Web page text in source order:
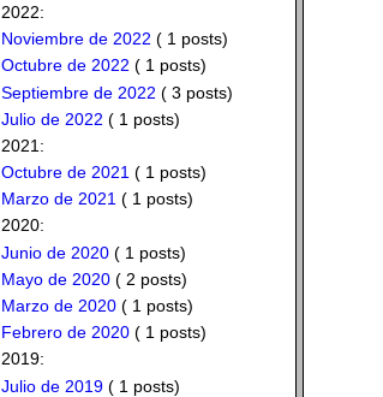
2022:
Noviembre de 2022 ( 1 posts)
Octubre de 2022 ( 1 posts)
Septiembre de 2022 ( 3 posts)
Julio de 2022 ( 1 posts)
2021:
Octubre de 2021 ( 1 posts)
Marzo de 2021( 1 posts)
2020:
Junio de 2020( 1 posts)
Mayo de 2020( 2 posts)
Marzo de 2020( 1 posts)
Febrero de 2020( 1 posts)
2019:
Julio de 2019( 1 posts)